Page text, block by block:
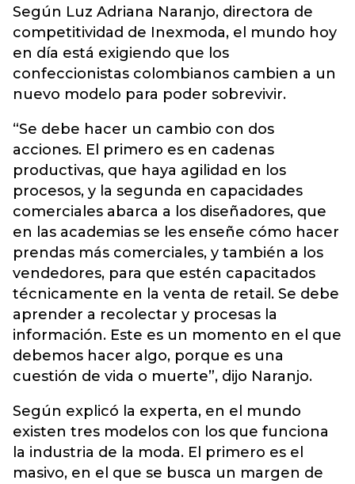
Según Luz Adriana Naranjo, directora de
competitividad de Inexmoda, el mundo hoy
en día está exigiendo que los
confeccionistas colombianos cambien a un
nuevo modelo para poder sobrevivir.
“Se debe hacer un cambio con dos
acciones. El primero es en cadenas
productivas, que haya agilidad en los
procesos, y la segunda en capacidades
comerciales abarca a los diseñadores, que
en las academias se les enseñe cómo hacer
prendas más comerciales, y también a los
vendedores, para que estén capacitados
técnicamente en la venta de retail. Se debe
aprender a recolectar y procesas la
información. Este es un momento en el que
debemos hacer algo, porque es una
cuestión de vida o muerte”, dijo Naranjo.
Según explicó la experta, en el mundo
existen tres modelos con los que funciona
la industria de la moda. El primero es el
masivo, en el que se busca un margen de